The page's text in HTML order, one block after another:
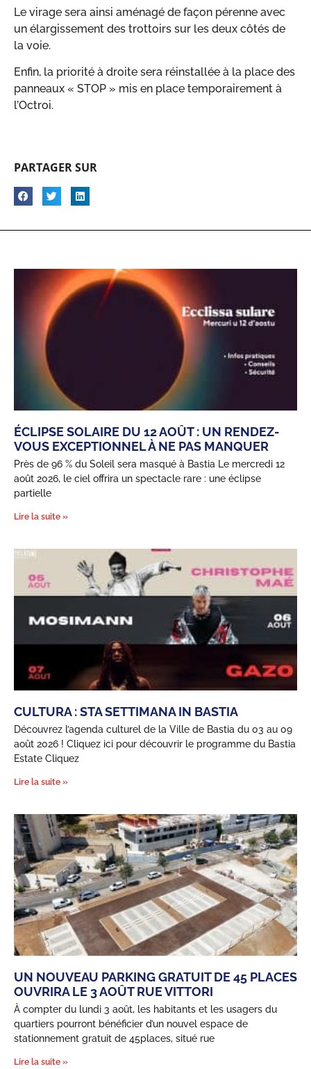
Le virage sera ainsi aménagé de façon pérenne avec
un élargissement des trottoirs sur les deux côtés de
la voie.
Enfin, la priorité à droite sera réinstallée à la place des
panneaux « STOP » mis en place temporairement à
l’Octroi.
PARTAGER SUR
ÉCLIPSE SOLAIRE DU 12 AOÛT : UN RENDEZ-
VOUS EXCEPTIONNEL À NE PAS MANQUER
Près de 96 % du Soleil sera masqué à Bastia Le mercredi 12
août 2026, le ciel offrira un spectacle rare : une éclipse
partielle
Lire la suite »
CULTURA : STA SETTIMANA IN BASTIA
Découvrez l’agenda culturel de la Ville de Bastia du 03 au 09
août 2026 ! Cliquez ici pour découvrir le programme du Bastia
Estate Cliquez
Lire la suite »
UN NOUVEAU PARKING GRATUIT DE 45 PLACES
OUVRIRA LE 3 AOÛT RUE VITTORI
À compter du lundi 3 août, les habitants et les usagers du
quartiers pourront bénéficier d’un nouvel espace de
stationnement gratuit de 45places, situé rue
Lire la suite »